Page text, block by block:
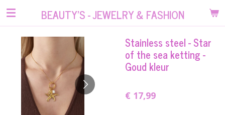
Ga
hoofdinhoud
BEAUTY'S - JEWELRY & FASHION
Stainless steel - Star
of the sea ketting -
Goud kleur
€ 17,99